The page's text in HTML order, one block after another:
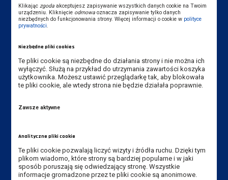
Instytut Pedagogiczny
Akademia Nauk Stosowanych
Tel. rekrutacja: +48 65 525 01 12
E-mail Instytut:sekretariat-ipe@ansleszno.pl
E-mail rekrutacja:rekrutacja@ansleszno.pl
Klikając zgoda akceptujesz zapisywanie wszystkich danych cookie na Twoim
urządzeniu. Kliknięcie odmowa oznacza zapisywanie tylko danych
niezbędnych do funkcjonowania strony. Więcej informacji o cookie w polityce
prywatności
Niezbędne pliki cookies
Te pliki cookie są niezbędne do działania strony i nie można ich
wyłączyć. Służą na przykład do utrzymania zawartości koszyka
użytkownika. Możesz ustawić przeglądarkę tak, aby blokowała
te pliki cookie, ale wtedy strona nie będzie działała poprawnie.
Zawsze aktywne
Analityczne pliki cookie
Te pliki cookie pozwalają liczyć wizyty i źródła ruchu. Dzięki tym
plikom wiadomo, które strony są bardziej popularne i w jaki
sposób poruszają się odwiedzający stronę. Wszystkie
informacje gromadzone przez te pliki cookie są anonimowe.